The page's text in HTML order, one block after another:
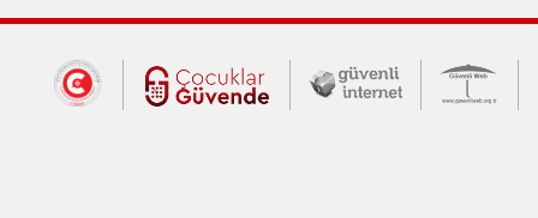
Dış Bağlantılar
Cumhurbaşkanlığı İletişim Merkezi
Çocuklar Güvende (yeni
Güvenli